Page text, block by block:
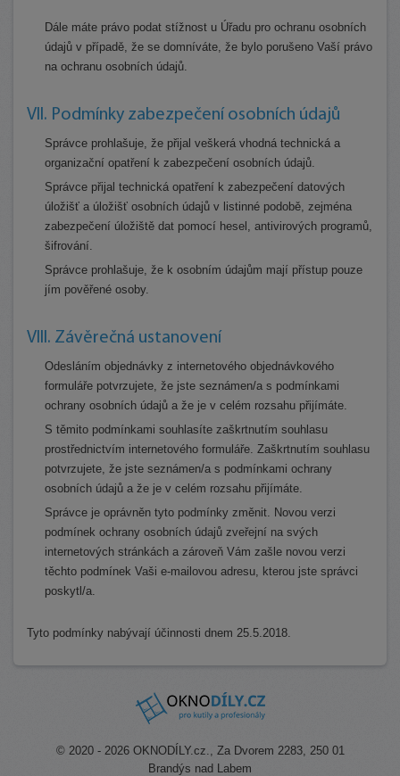
Dále máte právo podat stížnost u Úřadu pro ochranu osobních
údajů v případě, že se domníváte, že bylo porušeno Vaší právo
na ochranu osobních údajů.
VII. Podmínky zabezpečení osobních údajů
Správce prohlašuje, že přijal veškerá vhodná technická a
organizační opatření k zabezpečení osobních údajů.
Správce přijal technická opatření k zabezpečení datových
úložišť a úložišť osobních údajů v listinné podobě, zejména
zabezpečení úložiště dat pomocí hesel, antivirových programů,
šifrování.
Správce prohlašuje, že k osobním údajům mají přístup pouze
jím pověřené osoby.
VIII. Závěrečná ustanovení
Odesláním objednávky z internetového objednávkového
formuláře potvrzujete, že jste seznámen/a s podmínkami
ochrany osobních údajů a že je v celém rozsahu přijímáte.
S těmito podmínkami souhlasíte zaškrtnutím souhlasu
prostřednictvím internetového formuláře. Zaškrtnutím souhlasu
potvrzujete, že jste seznámen/a s podmínkami ochrany
osobních údajů a že je v celém rozsahu přijímáte.
Správce je oprávněn tyto podmínky změnit. Novou verzi
podmínek ochrany osobních údajů zveřejní na svých
internetových stránkách a zároveň Vám zašle novou verzi
těchto podmínek Vaši e-mailovou adresu, kterou jste správci
poskytl/a.
Tyto podmínky nabývají účinnosti dnem 25.5.2018.
© 2020 - 2026 OKNODÍLY.cz., Za Dvorem 2283, 250 01
Brandýs nad Labem